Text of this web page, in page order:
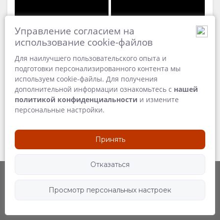
ВОЗМОЖНОСТИ
ДОКУМЕНТЫ
СКАЧАТЬ
ВИДЕО
ВАМ
ПРЕДЛАГАЕТСЯ
ЗАНЯТИЯ
РЕСТОРАНЫ
КАРТА
РАСПОЛОЖЕНИЕ
КОНТАКТ
A tranquil atmosphere
31 MB
Harvest at Brookdale
Estate
16 MB
Introducing The Owners'
Lodge
Play
00:00
Estate
Управление согласием на
использование cookie-файлов
Для наилучшего пользовательского опыта и
подготовки персонализированного контента мы
используем cookie-файлы. Для получения
дополнительной информации ознакомьтесь с нашей
политикой конфиденциальности и измените
персональные настройки.
Принять
Отказаться
Просмотр персональных настроек